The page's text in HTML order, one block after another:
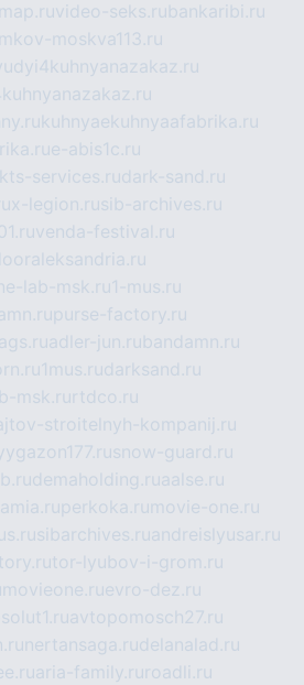
video-seks.rubankaribi.ru
moskva113.ru
kuhnyaekuhnyaafabrika.ru
e-abis1c.ru
kts-services.rudark-sand.ru
x-legion.rusib-archives.ru
venda-festival.ru
lab-msk.ru1-mus.ru
purse-factory.ru
adler-jun.rubandamn.ru
1mus.rudarksand.ru
msk.ru rtdco.ru
stroitelnyh-kompanij.ru
snow-guard.ru
demaholding.ruaalse.ru
perkoka.ru movie-one.ru
sibarchives.ruandreislyusar.ru
tor-lyubov-i-grom.ru
movieone.ruevro-dez.ru
avtopomosch27.ru
nertansaga.rudelanalad.ru
aria-family.ru roadli.ru